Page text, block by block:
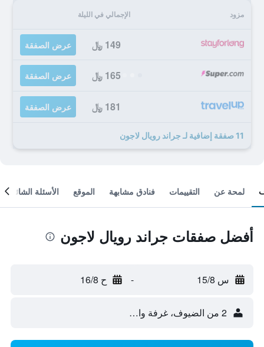
مزود الإجمالي في الليلة
149 ﷼ عرض الصفقة
165 ﷼ عرض الصفقة
181 ﷼ عرض الصفقة
11 صفقة إضافية لـ جراند رويال لاجون
لمحة عن التقييمات فنادق مشابهة الموقع الأسئلة الشائعة
أفضل صفقات جراند رويال لاجون
س 15/8 - ح 16/8
2 من الضيوف، غرفة واحدة